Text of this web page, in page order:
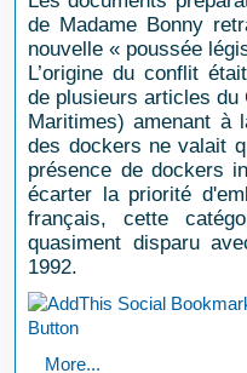
de Madame Bonny
nouvelle « poussée
L’origine du conflit
de plusieurs articles du
Maritimes) amenant à
des dockers ne valait
présence de dockers
écarter la priorité
français, cette
quasiment disparu
1992.
More...